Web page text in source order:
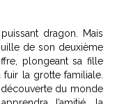
dragon. Mais
de son deuxième
plongeant sa fille
fuir la grotte familiale.
du monde